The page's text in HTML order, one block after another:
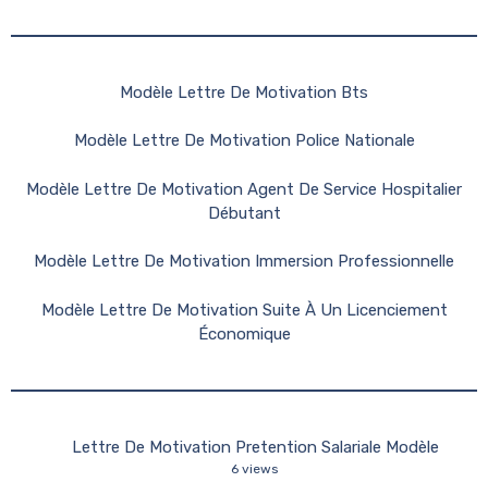
Modèle Lettre De Motivation Bts
Modèle Lettre De Motivation Police Nationale
Modèle Lettre De Motivation Agent De Service Hospitalier
Débutant
Modèle Lettre De Motivation Immersion Professionnelle
Modèle Lettre De Motivation Suite À Un Licenciement
Économique
Lettre De Motivation Pretention Salariale Modèle
6 views